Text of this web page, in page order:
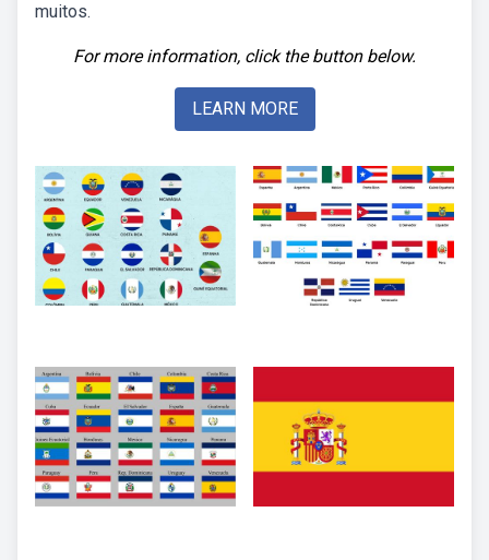
muitos.
For more information, click the button below.
LEARN MORE